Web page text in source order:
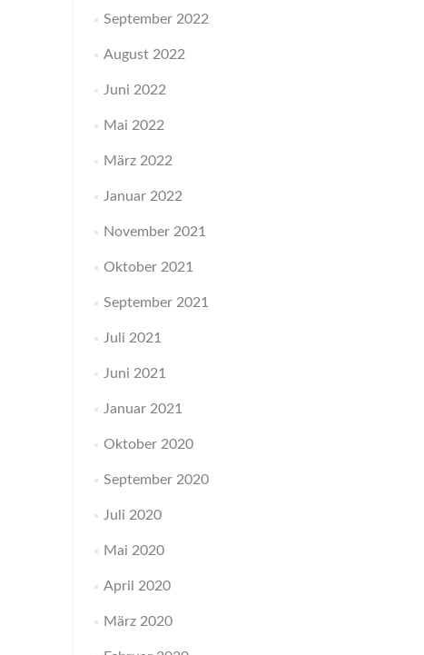
September 2022
August 2022
Juni 2022
Mai 2022
März 2022
Januar 2022
November 2021
Oktober 2021
September 2021
Juli 2021
Juni 2021
Januar 2021
Oktober 2020
September 2020
Juli 2020
Mai 2020
April 2020
März 2020